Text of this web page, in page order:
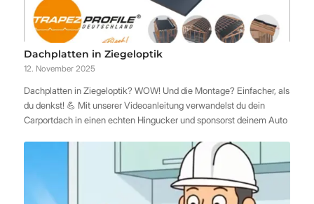
Dachplatten in Ziegeloptik
12. November 2025
Dachplatten in Ziegeloptik? WOW! Und die Montage? Einfacher, als
du denkst! 💪 Mit unserer Videoanleitung verwandelst du dein
Carportdach in einen echten Hingucker und sponsorst deinem Auto